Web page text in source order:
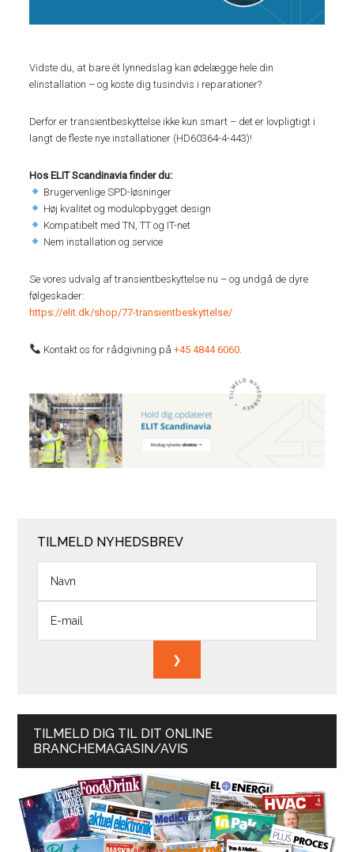
Vidste du, at bare ét lynnedslag kan ødelægge hele din
elinstallation – og koste dig tusindvis i reparationer?
Derfor er transientbeskyttelse ikke kun smart – det er lovpligtigt i
langt de fleste nye installationer (HD60364-4-443)!
Hos ELIT Scandinavia finder du:
Brugervenlige SPD-løsninger
Høj kvalitet og modulopbygget design
Kompatibelt med TN, TT og IT-net
Nem installation og service
Se vores udvalg af transientbeskyttelse nu – og undgå de dyre
følgeskader:
https://elit.dk/shop/77-transientbeskyttelse/
Kontakt os for rådgivning på+45 4844 6060
TILMELD NYHEDSBREV
TILMELD DIG TIL DIT ONLINE
BRANCHEMAGASIN/AVIS